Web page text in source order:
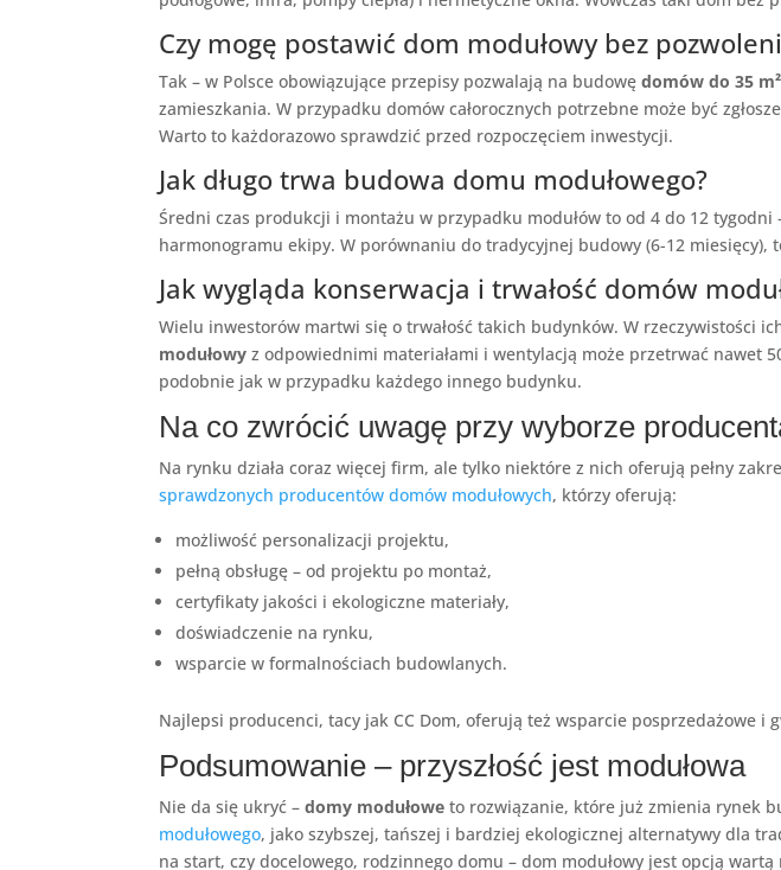
Czy mogę postawić dom modułowy bez
Tak – w Polsce obowiązujące przepisy pozwalają na budowędomów do 35 m²
zamieszkania. W przypadku domów całorocznych potrzebne może być
Warto to każdorazowo sprawdzić przed rozpoczęciem inwestycji.
Jak długo trwa budowa domu modułowego?
Średni czas produkcji i montażu w przypadku modułów to od 4 do 12
harmonogramu ekipy. W porównaniu do tradycyjnej budowy (6-12 miesięcy),
Jak wygląda konserwacja i trwałość domów
Wielu inwestorów martwi się o trwałość takich budynków. W rzeczywistości
modułowy z odpowiednimi materiałami i wentylacją może przetrwać nawet
podobnie jak w przypadku każdego innego budynku.
Na co zwrócić uwagę przy wyborze
Na rynku działa coraz więcej firm, ale tylko niektóre z nich oferują pełny
sprawdzonych producentów domów modułowych, którzy oferują:
możliwość personalizacji projektu,
pełną obsługę – od projektu po montaż,
certyfikaty jakości i ekologiczne materiały,
doświadczenie na rynku,
wsparcie w formalnościach budowlanych.
Najlepsi producenci, tacy jak CC Dom, oferują też wsparcie posprzedażowe
Podsumowanie – przyszłość jest modułowa
Nie da się ukryć –domy modułowe to rozwiązanie, które już zmienia rynek
modułowego, jako szybszej, tańszej i bardziej ekologicznej alternatywy dla
na start, czy docelowego, rodzinnego domu – dom modułowy jest opcją wartą